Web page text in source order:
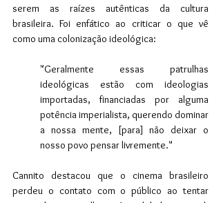
serem as raízes autênticas da cultura
brasileira. Foi enfático ao criticar o que vê
como uma colonização ideológica:
"Geralmente essas patrulhas
ideológicas estão com ideologias
importadas, financiadas por alguma
potência imperialista, querendo dominar
a nossa mente, [para] não deixar o
nosso povo pensar livremente."
Cannito destacou que o cinema brasileiro
perdeu o contato com o público ao tentar